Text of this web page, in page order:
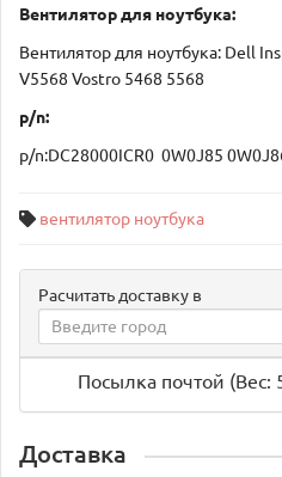
Вентилятор для ноутбука:
Вентилятор для ноутбука: Dell
V5568 Vostro 5468 5568
p/n:
p/n:DC28000ICR0 0W0J85
вентилятор ноутбука
Расчитать доставку в
Посылка почтой (Вес:
Доставка